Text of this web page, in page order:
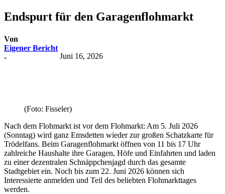
Endspurt für den Garagenflohmarkt
Von
Eigener Bericht
-
Juni 16, 2026
(Foto: Fisseler)
Nach dem Flohmarkt ist vor dem Flohmarkt: Am 5. Juli 2026
(Sonntag) wird ganz Emsdetten wieder zur großen Schatzkarte für
Trödelfans. Beim Garagenflohmarkt öffnen von 11 bis 17 Uhr
zahlreiche Haushalte ihre Garagen, Höfe und Einfahrten und laden
zu einer dezentralen Schnäppchenjagd durch das gesamte
Stadtgebiet ein. Noch bis zum 22. Juni 2026 können sich
Interessierte anmelden und Teil des beliebten Flohmarkttages
werden.